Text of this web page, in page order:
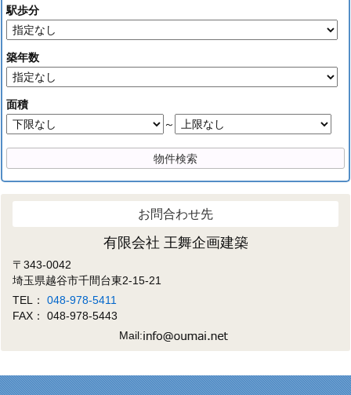
駅歩分
築年数
面積
～
お問合わせ先
有限会社 王舞企画建築
〒343-0042
埼玉県越谷市千間台東2-15-21
TEL：048-978-5411
FAX： 048-978-5443
Mail: